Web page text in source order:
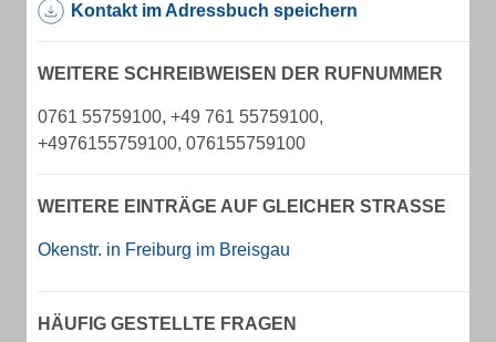
Kontakt im Adressbuch speichern
WEITERE SCHREIBWEISEN DER RUFNUMMER
0761 55759100, +49 761 55759100,
+4976155759100, 076155759100
WEITERE EINTRÄGE AUF GLEICHER STRASSE
Okenstr. in Freiburg im Breisgau
HÄUFIG GESTELLTE FRAGEN